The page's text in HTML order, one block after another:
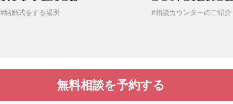
#結婚式をする場所 #相談カウンターのご紹介
無料相談を予約する